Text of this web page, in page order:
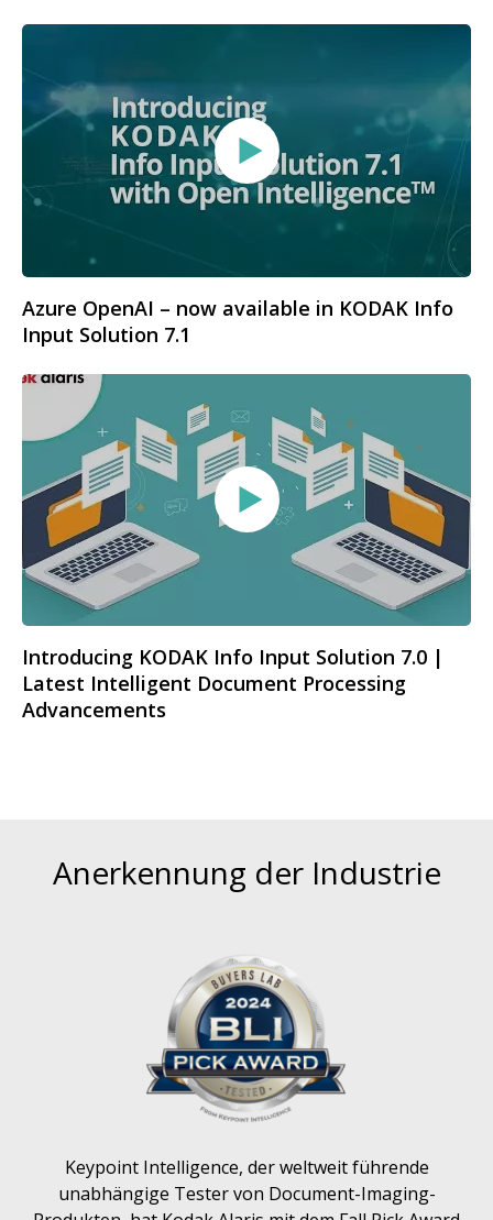
Azure OpenAI – now available in KODAK Info
Input Solution 7.1
Introducing KODAK Info Input Solution 7.0 |
Latest Intelligent Document Processing
Advancements
Anerkennung der Industrie
Keypoint Intelligence, der weltweit führende
unabhängige Tester von Document-Imaging-